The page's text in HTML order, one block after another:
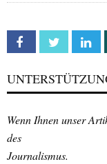
Facebook Twitter
Wenn Ihnen unser
des
Journalismus.